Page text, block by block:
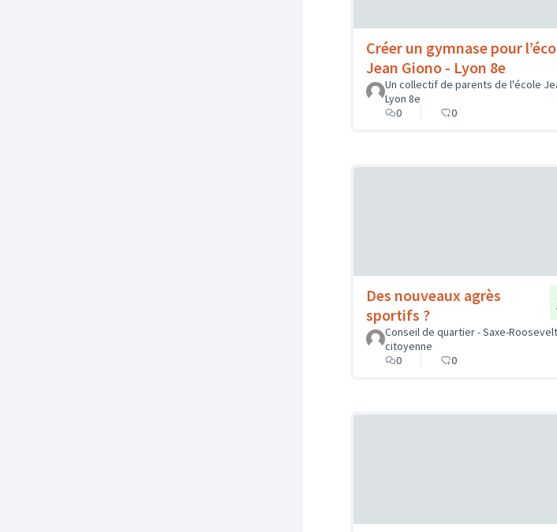
Créer un gymnase pour
Jean Giono - Lyon 8e
Un collectif de parents de l'école
Lyon 8e
0
0
Des nouveaux agrès
sportifs ?
Conseil de quartier - Saxe-
citoyenne
0
0